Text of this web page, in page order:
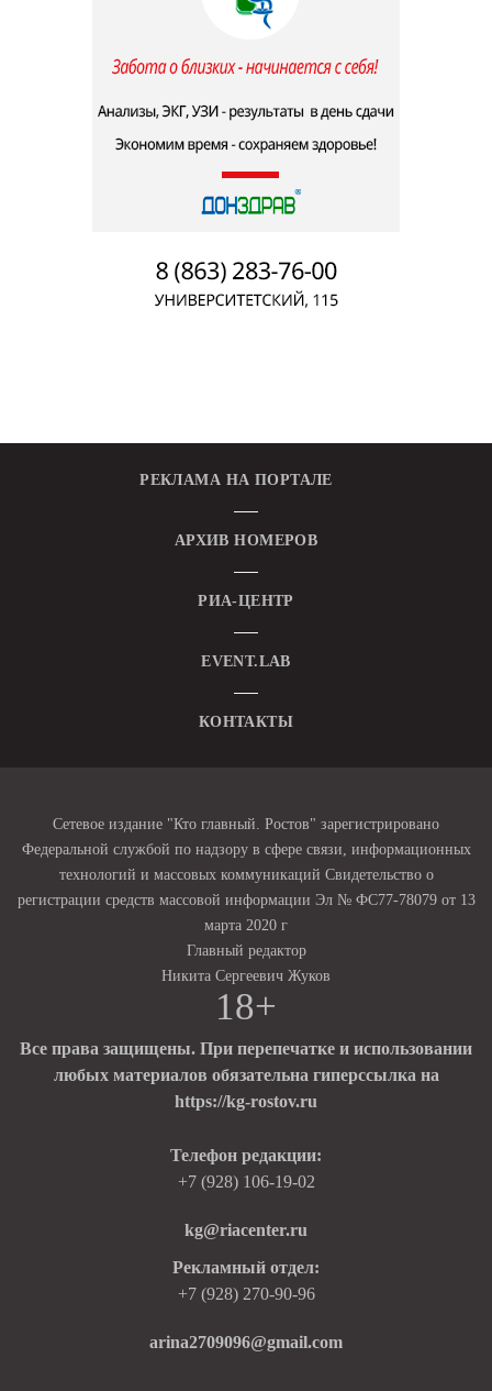
РЕКЛАМА НА ПОРТАЛЕ
АРХИВ НОМЕРОВ
РИА-ЦЕНТР
EVENT.LAB
КОНТАКТЫ
Сетевое издание "Кто главный. Ростов" зарегистрировано
Федеральной службой по надзору в сфере связи, информационных
технологий и массовых коммуникаций Свидетельство о
регистрации средств массовой информации Эл № ФС77-78079 от 13
марта 2020 г
Главный редактор
Никита Сергеевич Жуков
18+
Все права защищены. При перепечатке и использовании
любых материалов обязательна гиперссылка на
https://kg-rostov.ru
Телефон редакции:
+7 (928) 106-19-02
kg@riacenter.ru
Рекламный отдел:
+7 (928) 270-90-96
arina2709096@gmail.com